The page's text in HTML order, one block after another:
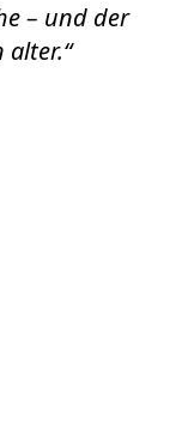
– und der